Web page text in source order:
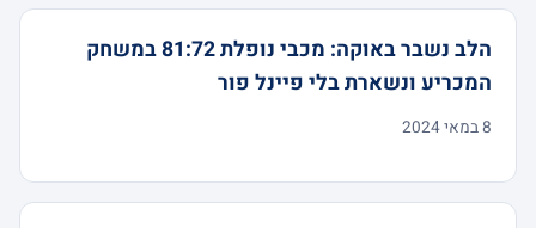
הלב נשבר באוקה: מכבי נופלת 81:72 במשחק
המכריע ונשארת בלי פיינל פור
8 במאי 2024